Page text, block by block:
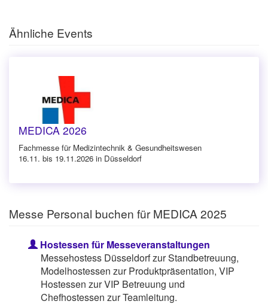
Ähnliche Events
MEDICA 2026
Fachmesse für Medizintechnik & Gesundheitswesen
16.11. bis 19.11.2026 in Düsseldorf
Messe Personal buchen für MEDICA 2025
Hostessen für Messeveranstaltungen
Messehostess Düsseldorf zur Standbetreuung,
Modelhostessen zur Produktpräsentation, VIP
Hostessen zur VIP Betreuung und
Chefhostessen zur Teamleitung.